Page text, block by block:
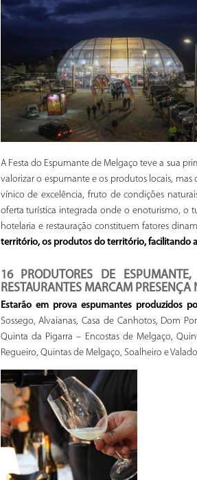
A Festa do Espumante de Melgaço teve a sua
valorizar o espumante e os produtos locais,
vínico de excelência, fruto de condições
oferta turística integrada onde o enoturismo, o
hotelaria e restauração constituem fatores
território, os produtos do território, facilitando
16 PRODUTORES DE
RESTAURANTES MARCAM
Estarão em prova espumantes produzidos
Sossego, Alvaianas, Casa de Canhotos, Dom
Quinta da Pigarra – Encostas de Melgaço,
Regueiro, Quintas de Melgaço, Soalheiro e